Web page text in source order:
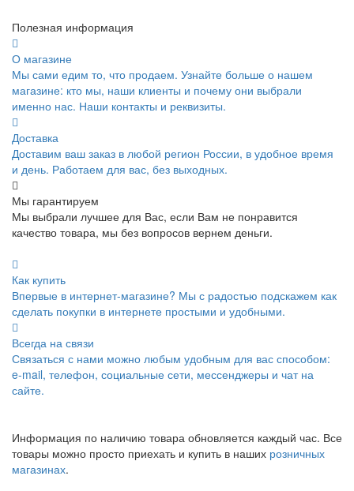
Полезная информация
О магазине
Мы сами едим то, что продаем. Узнайте больше о нашем
магазине: кто мы, наши клиенты и почему они выбрали
именно нас. Наши контакты и реквизиты.
Доставка
Доставим ваш заказ в любой регион России, в удобное время
и день. Работаем для вас, без выходных.
Мы гарантируем
Мы выбрали лучшее для Вас, если Вам не понравится
качество товара, мы без вопросов вернем деньги.
Как купить
Впервые в интернет-магазине? Мы с радостью подскажем как
сделать покупки в интернете простыми и удобными.
Всегда на связи
Связаться с нами можно любым удобным для вас способом:
e-mail, телефон, социальные сети, мессенджеры и чат на
сайте.
Информация по наличию товара обновляется каждый час. Все
товары можно просто приехать и купить в наших розничных
магазинах.